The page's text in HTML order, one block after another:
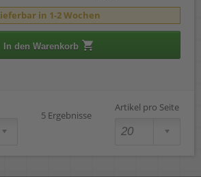
in 1-2 Wochen
In den Warenkorb
5 Ergebnisse
Artikel pro Seite